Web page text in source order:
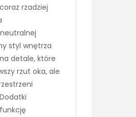
rzadziej
styl wnętrza
detale, które
rzut oka, ale